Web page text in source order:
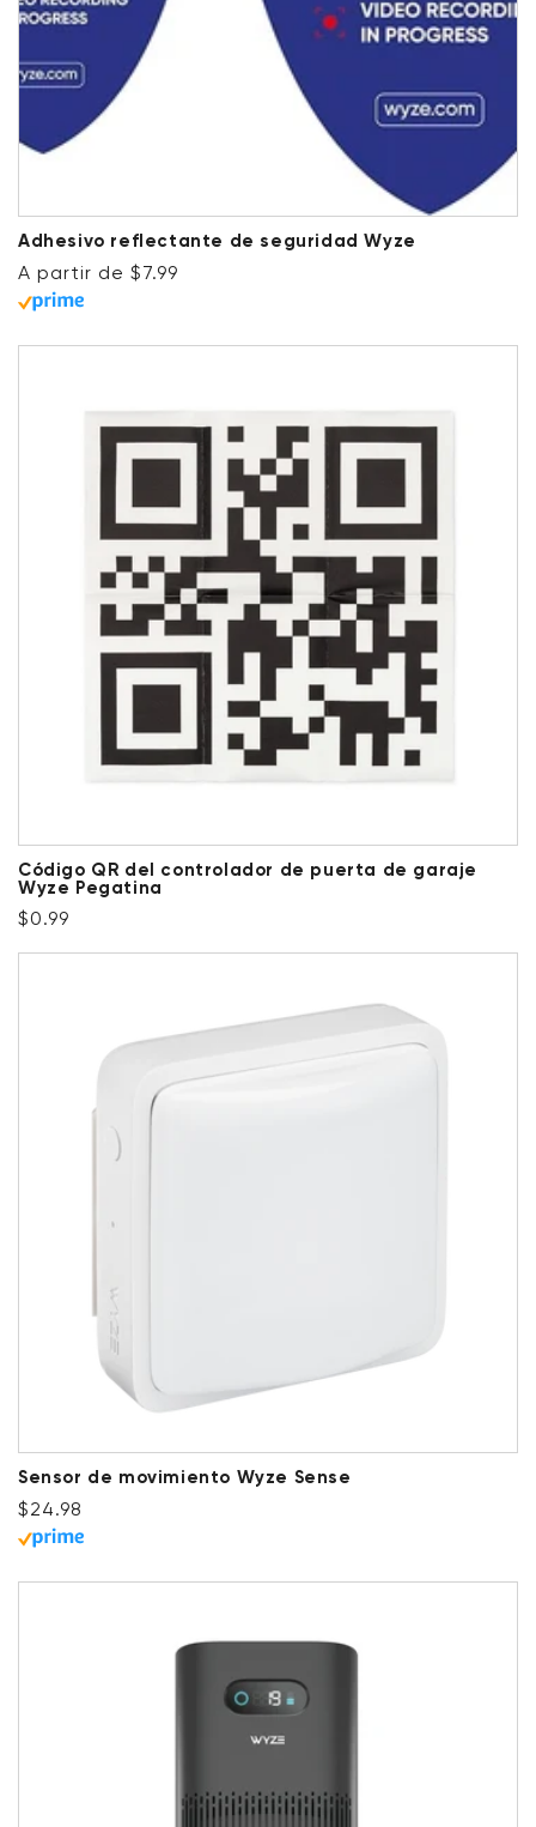
Adhesivo reflectante de seguridad Wyze
Precio habitual
A partir de $7.99
Código QR del controlador de puerta de garaje
Wyze Pegatina
Precio habitual
$0.99
Sensor de movimiento Wyze Sense
Precio habitual
$24.98